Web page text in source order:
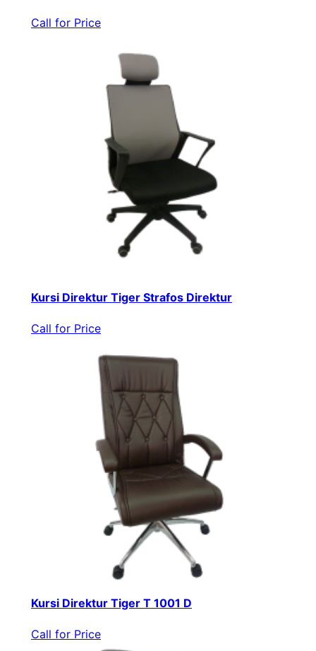
Call for Price
Kursi Direktur Tiger Strafos Direktur
Call for Price
Kursi Direktur Tiger T 1001 D
Call for Price